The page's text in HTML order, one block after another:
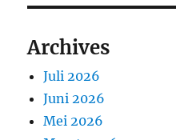
Archives
Juli 2026
Juni 2026
Mei 2026